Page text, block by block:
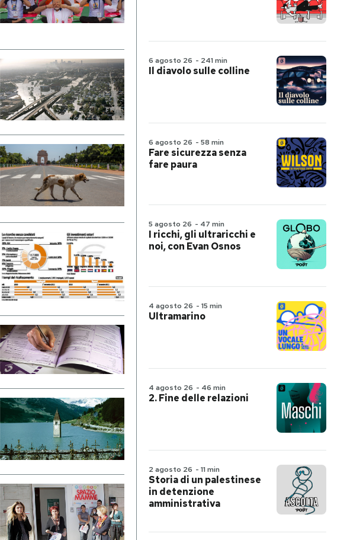
6 agosto 26 - 241 min
Il diavolo sulle colline
6 agosto 26 - 58 min
Fare sicurezza senza
fare paura
5 agosto 26 - 47 min
I ricchi, gli ultraricchi e
noi, con Evan Osnos
4 agosto 26 - 15 min
Ultramarino
4 agosto 26 - 46 min
2. Fine delle relazioni
2 agosto 26 - 11 min
Storia di un palestinese
in detenzione
amministrativa